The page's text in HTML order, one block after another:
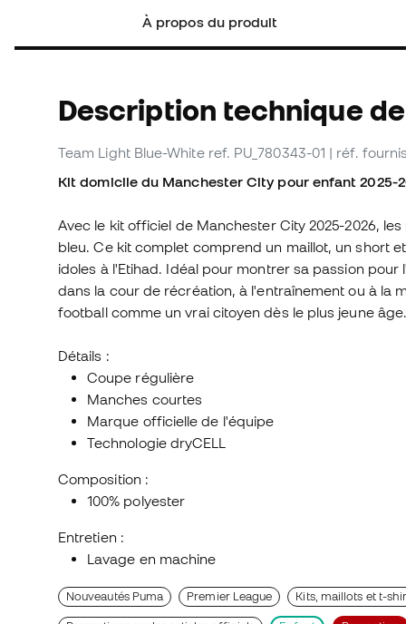
À propos du produit
Description technique de
Team Light Blue-White ref. PU_780343-01 | réf.
Kit domicile du Manchester City pour enfant 2025-
Avec le kit officiel de Manchester City 2025-2026,
bleu. Ce kit complet comprend un maillot, un short
idoles à l'Etihad. Idéal pour montrer sa passion
dans la cour de récréation, à l'entraînement ou à la
football comme un vrai citoyen dès le plus jeune âge.
Détails :
Coupe régulière
Manches courtes
Marque officielle de l'équipe
Technologie dryCELL
Composition :
100% polyester
Entretien :
Lavage en machine
Nouveautés Puma Premier League Kits, maillots et t-